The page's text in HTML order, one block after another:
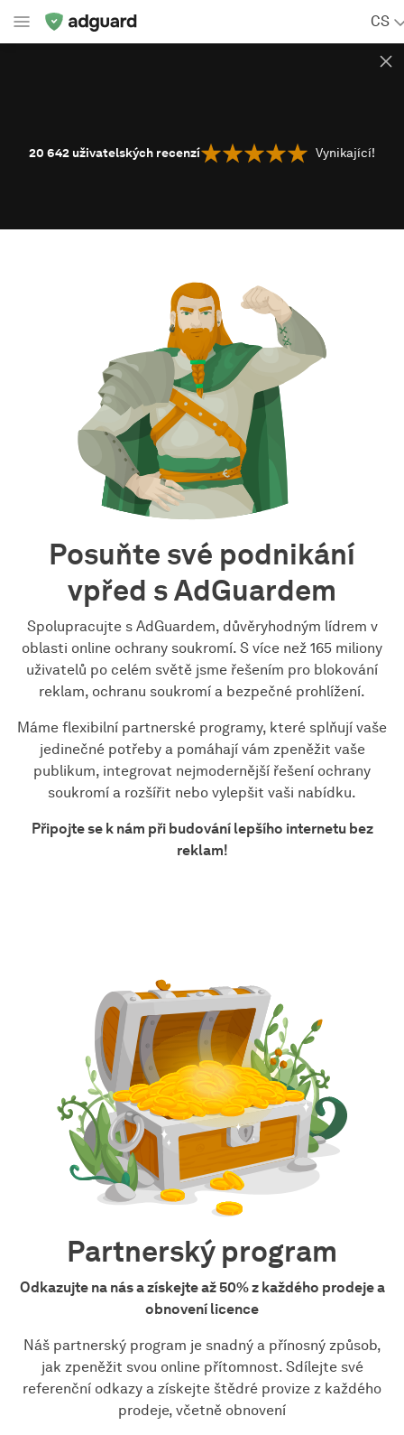
CS
20 642 uživatelských recenzí Vynikající!
Posuňte své podnikání
vpřed s AdGuardem
Spolupracujte s AdGuardem, důvěryhodným lídrem v
oblasti online ochrany soukromí. S více než 165 miliony
uživatelů po celém světě jsme řešením pro blokování
reklam, ochranu soukromí a bezpečné prohlížení.
Máme flexibilní partnerské programy, které splňují vaše
jedinečné potřeby a pomáhají vám zpeněžit vaše
publikum, integrovat nejmodernější řešení ochrany
soukromí a rozšířit nebo vylepšit vaši nabídku.
Připojte se k nám při budování lepšího internetu bez
reklam!
Partnerský program
Odkazujte na nás a získejte až 50% z každého prodeje a
obnovení licence
Náš partnerský program je snadný a přínosný způsob,
jak zpeněžit svou online přítomnost. Sdílejte své
referenční odkazy a získejte štědré provize z každého
prodeje, včetně obnovení